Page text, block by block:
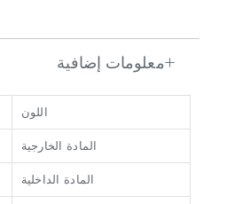
معلومات إضافية
اللون
المادة الخارجية
المادة الداخلية